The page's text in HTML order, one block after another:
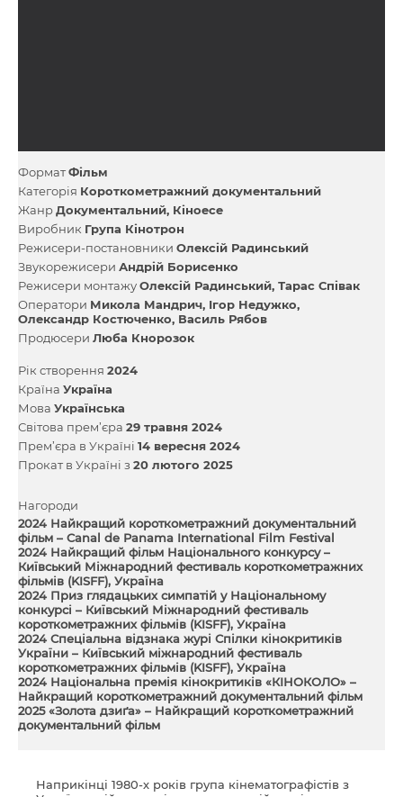
ФорматФільм
Категорія Короткометражний документальний
ЖанрДокументальний Кіноесе
Виробник Група Кінотрон
Режисери-постановники Олексій Радинський
Звукорежисери Андрій Борисенко
Режисери монтажуОлексій Радинський Тарас Співак
Оператори Микола Мандрич Ігор Недужко
Олександр Костюченко Василь Рябов
Продюсери Люба Кнорозок
Рік створення 2024
Країна Україна
Мова Українська
Світова прем’єра 29 травня 2024
Прем’єра в Україні 14 вересня 2024
Прокат в Україні з 20 лютого 2025
Нагороди
2024 Найкращий короткометражний документальний
фільм – Canal de Panama International Film Festival
2024 Найкращий фільм Національного конкурсу –
Київський Міжнародний фестиваль короткометражних
фільмів (KISFF), Україна
2024 Приз глядацьких симпатій у Національному
конкурсі – Київський Міжнародний фестиваль
короткометражних фільмів (KISFF), Україна
2024 Спеціальна відзнака журі Спілки кінокритиків
України – Київський міжнародний фестиваль
короткометражних фільмів (KISFF), Україна
2024 Національна премія кінокритиків «КІНОКОЛО» –
Найкращий короткометражний документальний фільм
2025 «Золота дзиґа» – Найкращий короткометражний
документальний фільм
Наприкінці 1980-х років група кінематографістів з